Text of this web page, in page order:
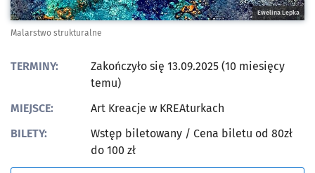
Ewelina Lepka
Malarstwo strukturalne
TERMINY:
Zakończyło się 13.09.2025 (10 miesięcy
temu)
MIEJSCE:
Art Kreacje w KREAturkach
BILETY:
Wstęp biletowany / Cena biletu od 80zł
do 100 zł